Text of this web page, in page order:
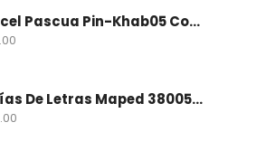
Pincel Pascua Pin-Khab05 Con 15
Guías De Letras Maped 38005 No. 5